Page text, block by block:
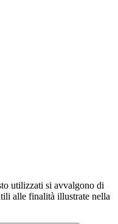
utilizzati si avvalgono di
alle finalità illustrate nella